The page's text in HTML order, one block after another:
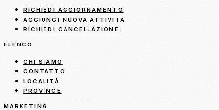
RICHIEDI AGGIORNAMENTO
AGGIUNGI NUOVA ATTIVITÀ
RICHIEDI CANCELLAZIONE
ELENCO
CHI SIAMO
CONTATTO
LOCALITÀ
PROVINCE
MARKETING